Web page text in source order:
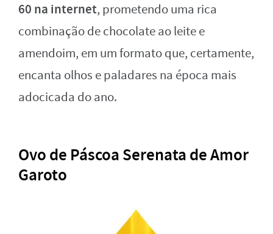
60 na internet, prometendo uma rica
combinação de chocolate ao leite e
amendoim, em um formato que, certamente,
encanta olhos e paladares na época mais
adocicada do ano.
Ovo de Páscoa Serenata de Amor
Garoto